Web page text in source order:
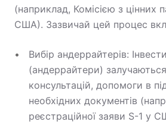
(наприклад, Комісією з цінних
США). Зазвичай цей процес
Вибір андеррайтерів:
(андеррайтери)
консультацій, допомоги в
необхідних документів
реєстраційної заяви S-1 у